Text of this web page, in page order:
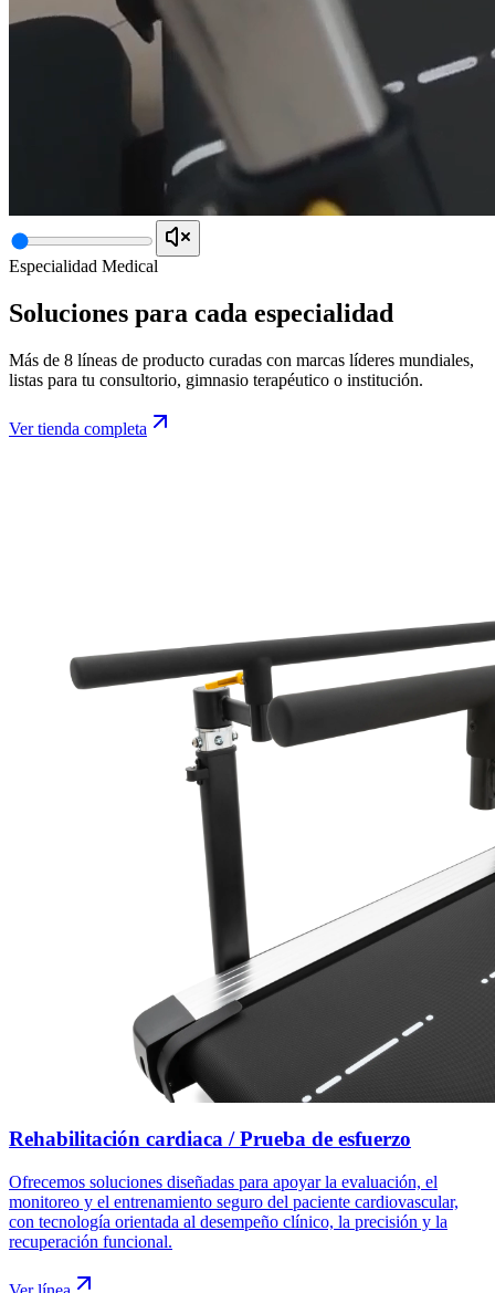
Especialidad Medical
Soluciones para cada especialidad
Más de 8 líneas de producto curadas con marcas líderes mundiales,
listas para tu consultorio, gimnasio terapéutico o institución.
Ver tienda completa
Rehabilitación cardiaca / Prueba de esfuerzo
Ofrecemos soluciones diseñadas para apoyar la evaluación, el
monitoreo y el entrenamiento seguro del paciente cardiovascular,
con tecnología orientada al desempeño clínico, la precisión y la
recuperación funcional.